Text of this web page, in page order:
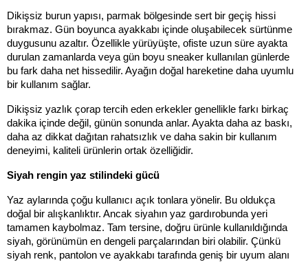
Dikişsiz burun yapısı, parmak bölgesinde sert bir geçiş hissi
bırakmaz. Gün boyunca ayakkabı içinde oluşabilecek sürtünme
duygusunu azaltır. Özellikle yürüyüşte, ofiste uzun süre ayakta
durulan zamanlarda veya gün boyu sneaker kullanılan günlerde
bu fark daha net hissedilir. Ayağın doğal hareketine daha uyumlu
bir kullanım sağlar.
Dikişsiz yazlık çorap tercih eden erkekler genellikle farkı birkaç
dakika içinde değil, günün sonunda anlar. Ayakta daha az baskı,
daha az dikkat dağıtan rahatsızlık ve daha sakin bir kullanım
deneyimi, kaliteli ürünlerin ortak özelliğidir.
Siyah rengin yaz stilindeki gücü
Yaz aylarında çoğu kullanıcı açık tonlara yönelir. Bu oldukça
doğal bir alışkanlıktır. Ancak siyahın yaz gardırobunda yeri
tamamen kaybolmaz. Tam tersine, doğru ürünle kullanıldığında
siyah, görünümün en dengeli parçalarından biri olabilir. Çünkü
siyah renk, pantolon ve ayakkabı tarafında geniş bir uyum alanı